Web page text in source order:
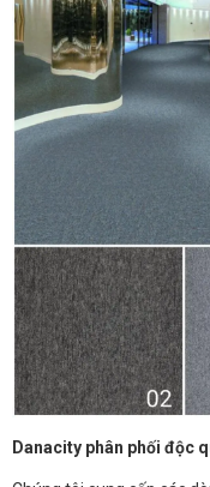
Danacity phân phối độc